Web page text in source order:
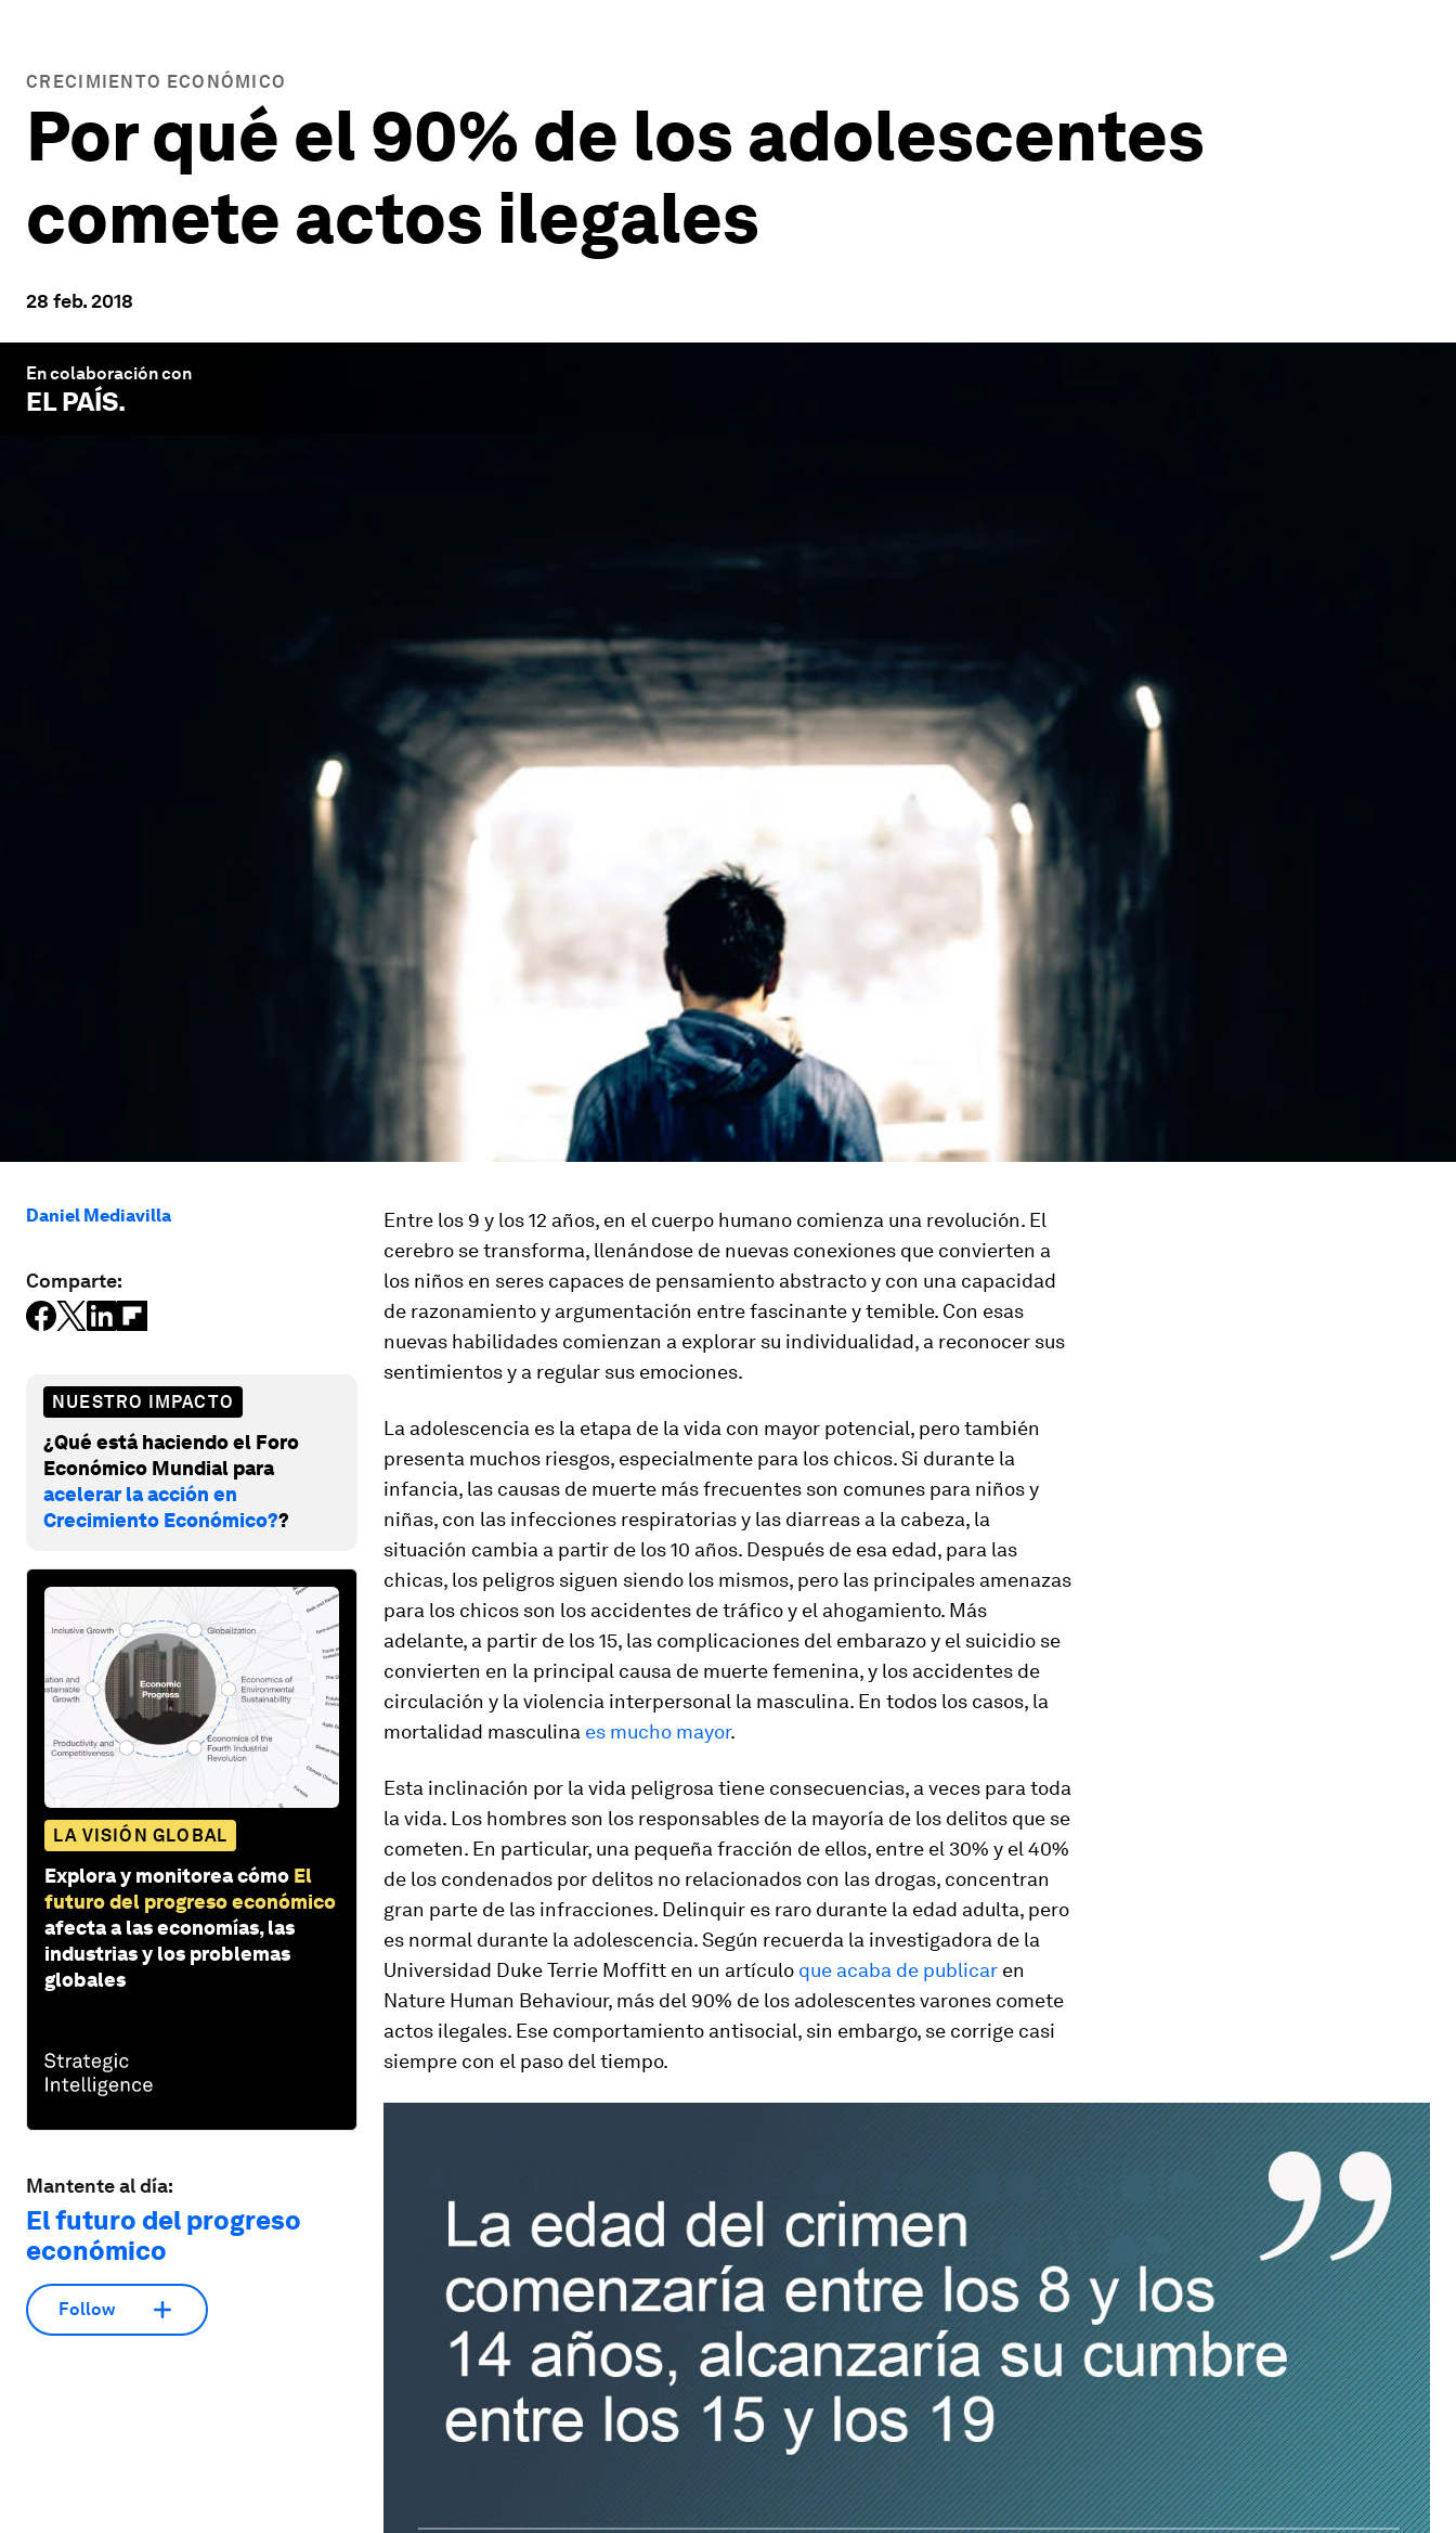
CRECIMIENTO ECONÓMICO
Por qué el 90% de los adolescentes
comete actos ilegales
28 feb. 2018
En colaboración con
EL PAÍS.
Daniel Mediavilla
Comparte:
NUESTRO IMPACTO
¿Qué está haciendo el Foro
Económico Mundial para
acelerar la acción en
Crecimiento Económico??
LA VISIÓN GLOBAL
Explora y monitorea cómo El
futuro del progreso económico
afecta a las economías, las
industrias y los problemas
globales
Mantente al día:
El futuro del progreso
económico
Follow
Entre los 9 y los 12 años, en el cuerpo humano comienza una revolución. El
cerebro se transforma, llenándose de nuevas conexiones que convierten a
los niños en seres capaces de pensamiento abstracto y con una capacidad
de razonamiento y argumentación entre fascinante y temible. Con esas
nuevas habilidades comienzan a explorar su individualidad, a reconocer sus
sentimientos y a regular sus emociones.
La adolescencia es la etapa de la vida con mayor potencial, pero también
presenta muchos riesgos, especialmente para los chicos. Si durante la
infancia, las causas de muerte más frecuentes son comunes para niños y
niñas, con las infecciones respiratorias y las diarreas a la cabeza, la
situación cambia a partir de los 10 años. Después de esa edad, para las
chicas, los peligros siguen siendo los mismos, pero las principales amenazas
para los chicos son los accidentes de tráfico y el ahogamiento. Más
adelante, a partir de los 15, las complicaciones del embarazo y el suicidio se
convierten en la principal causa de muerte femenina, y los accidentes de
circulación y la violencia interpersonal la masculina. En todos los casos, la
mortalidad masculina es mucho mayor.
Esta inclinación por la vida peligrosa tiene consecuencias, a veces para toda
la vida. Los hombres son los responsables de la mayoría de los delitos que se
cometen. En particular, una pequeña fracción de ellos, entre el 30% y el 40%
de los condenados por delitos no relacionados con las drogas, concentran
gran parte de las infracciones. Delinquir es raro durante la edad adulta, pero
es normal durante la adolescencia. Según recuerda la investigadora de la
Universidad Duke Terrie Moffitt en un artículo que acaba de publicar en
Nature Human Behaviour, más del 90% de los adolescentes varones comete
actos ilegales. Ese comportamiento antisocial, sin embargo, se corrige casi
siempre con el paso del tiempo.